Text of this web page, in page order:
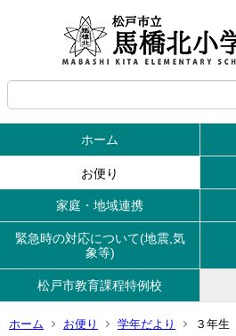
ホーム
お便り
家庭・地域連携
緊急時の対応について(地震,気
象等)
松戸市教育課程特例校
ホーム お便り 学年だより ３年生